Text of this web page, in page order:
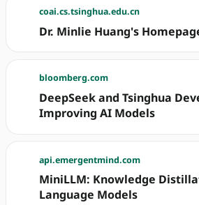
coai.cs.tsinghua.edu.cn
Dr. Minlie Huang's
bloomberg.com
DeepSeek and Tsinghua
Improving AI Models
api.emergentmind.com
MiniLLM: Knowledge
Language Models